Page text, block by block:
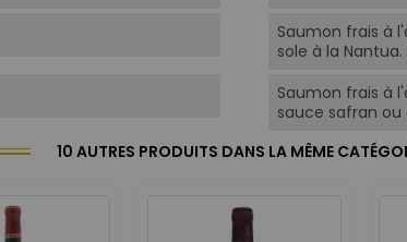
Saumon frais à
sole à la
Saumon frais à
sauce safran ou
10 AUTRES PRODUITS DANS LA MÊME